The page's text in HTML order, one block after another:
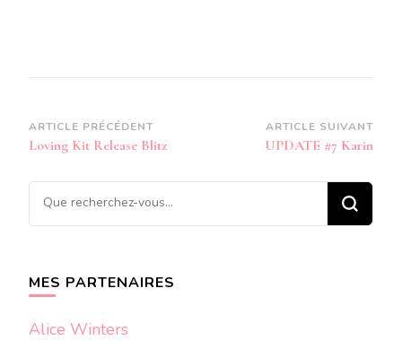
Navigation
d’article
ARTICLE PRÉCÉDENT
Loving Kit Release Blitz
ARTICLE SUIVANT
UPDATE #7 Karin
Vous
recherchiez
MES PARTENAIRES
Alice Winters